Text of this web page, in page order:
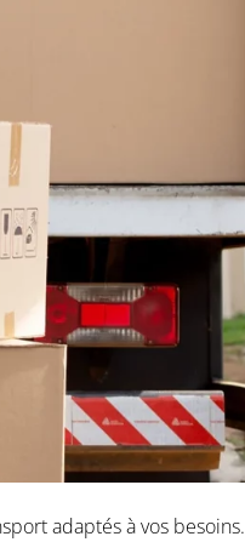
adaptés à vos besoins.